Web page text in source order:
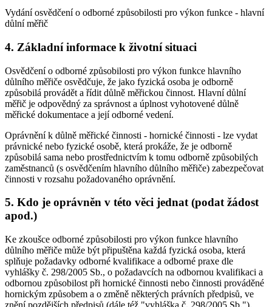
Vydání osvědčení o odborné způsobilosti pro výkon funkce - hlavní
důlní měřič
4. Základní informace k životní situaci
Osvědčení o odborné způsobilosti pro výkon funkce hlavního
důlního měřiče osvědčuje, že jako fyzická osoba je odborně
způsobilá provádět a řídit důlně měřickou činnost. Hlavní důlní
měřič je odpovědný za správnost a úplnost vyhotovené důlně
měřické dokumentace a její odborné vedení.
Oprávnění k důlně měřické činnosti - hornické činnosti - lze vydat
právnické nebo fyzické osobě, která prokáže, že je odborně
způsobilá sama nebo prostřednictvím k tomu odborně způsobilých
zaměstnanců (s osvědčením hlavního důlního měřiče) zabezpečovat
činnosti v rozsahu požadovaného oprávnění.
5. Kdo je oprávněn v této věci jednat (podat žádost
apod.)
Ke zkoušce odborné způsobilosti pro výkon funkce hlavního
důlního měřiče může být připuštěna každá fyzická osoba, která
splňuje požadavky odborné kvalifikace a odborné praxe dle
vyhlášky č. 298/2005 Sb., o požadavcích na odbornou kvalifikaci a
odbornou způsobilost při hornické činnosti nebo činnosti prováděné
hornickým způsobem a o změně některých právních předpisů, ve